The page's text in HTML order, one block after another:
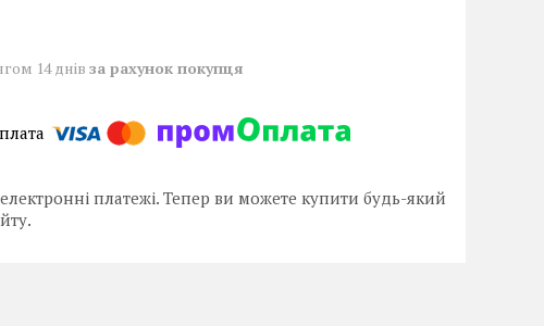
14 днів за рахунок покупця
платежі. Тепер ви можете купити будь-який